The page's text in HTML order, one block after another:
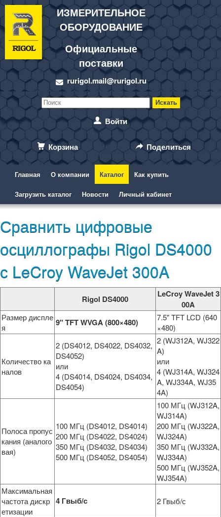
ИЗМЕРИТЕЛЬНОЕ
ОБОРУДОВАНИЕ
Официальные
поставки
rurigol.mail@rurigol.ru
Войти
Корзина Поделиться
Главная О компании Каталог Как купить
Загрузить каталог Новости Личный кабинет
Сравнить цифровые
осциллографы Rigol DS4000
с LeCroy WaveJet 300A
Rigol DS4000
LeCroy WaveJet 3
00A
Размер диспле
я
9" TFT WVGA (800×480)
7.5" TFT LCD (640
×480)
Количество ка
налов
2 (DS4012, DS4022, DS4032,
DS4052)
или
4 (DS4014, DS4024, DS4034,
DS4054)
2 (WJ312A, WJ322
A)
или
4 (WJ314A, WJ324
A, WJ334A, WJ35
4A)
Полоса пропус
кания (аналого
вая)
100 МГц (DS4012, DS4014)
200 МГц (DS4022, DS4024)
350 МГц (DS4032, DS4034)
500 MГц (DS4052, DS4054)
100 МГц (WJ312A,
WJ314A)
200 МГц (WJ322A,
WJ324A)
350 МГц (WJ332A,
WJ334A)
500 MГц (WJ352A,
WJ354A)
Максимальная
частота дискр
етизации
4 Гвыб/с 2 Гвыб/с